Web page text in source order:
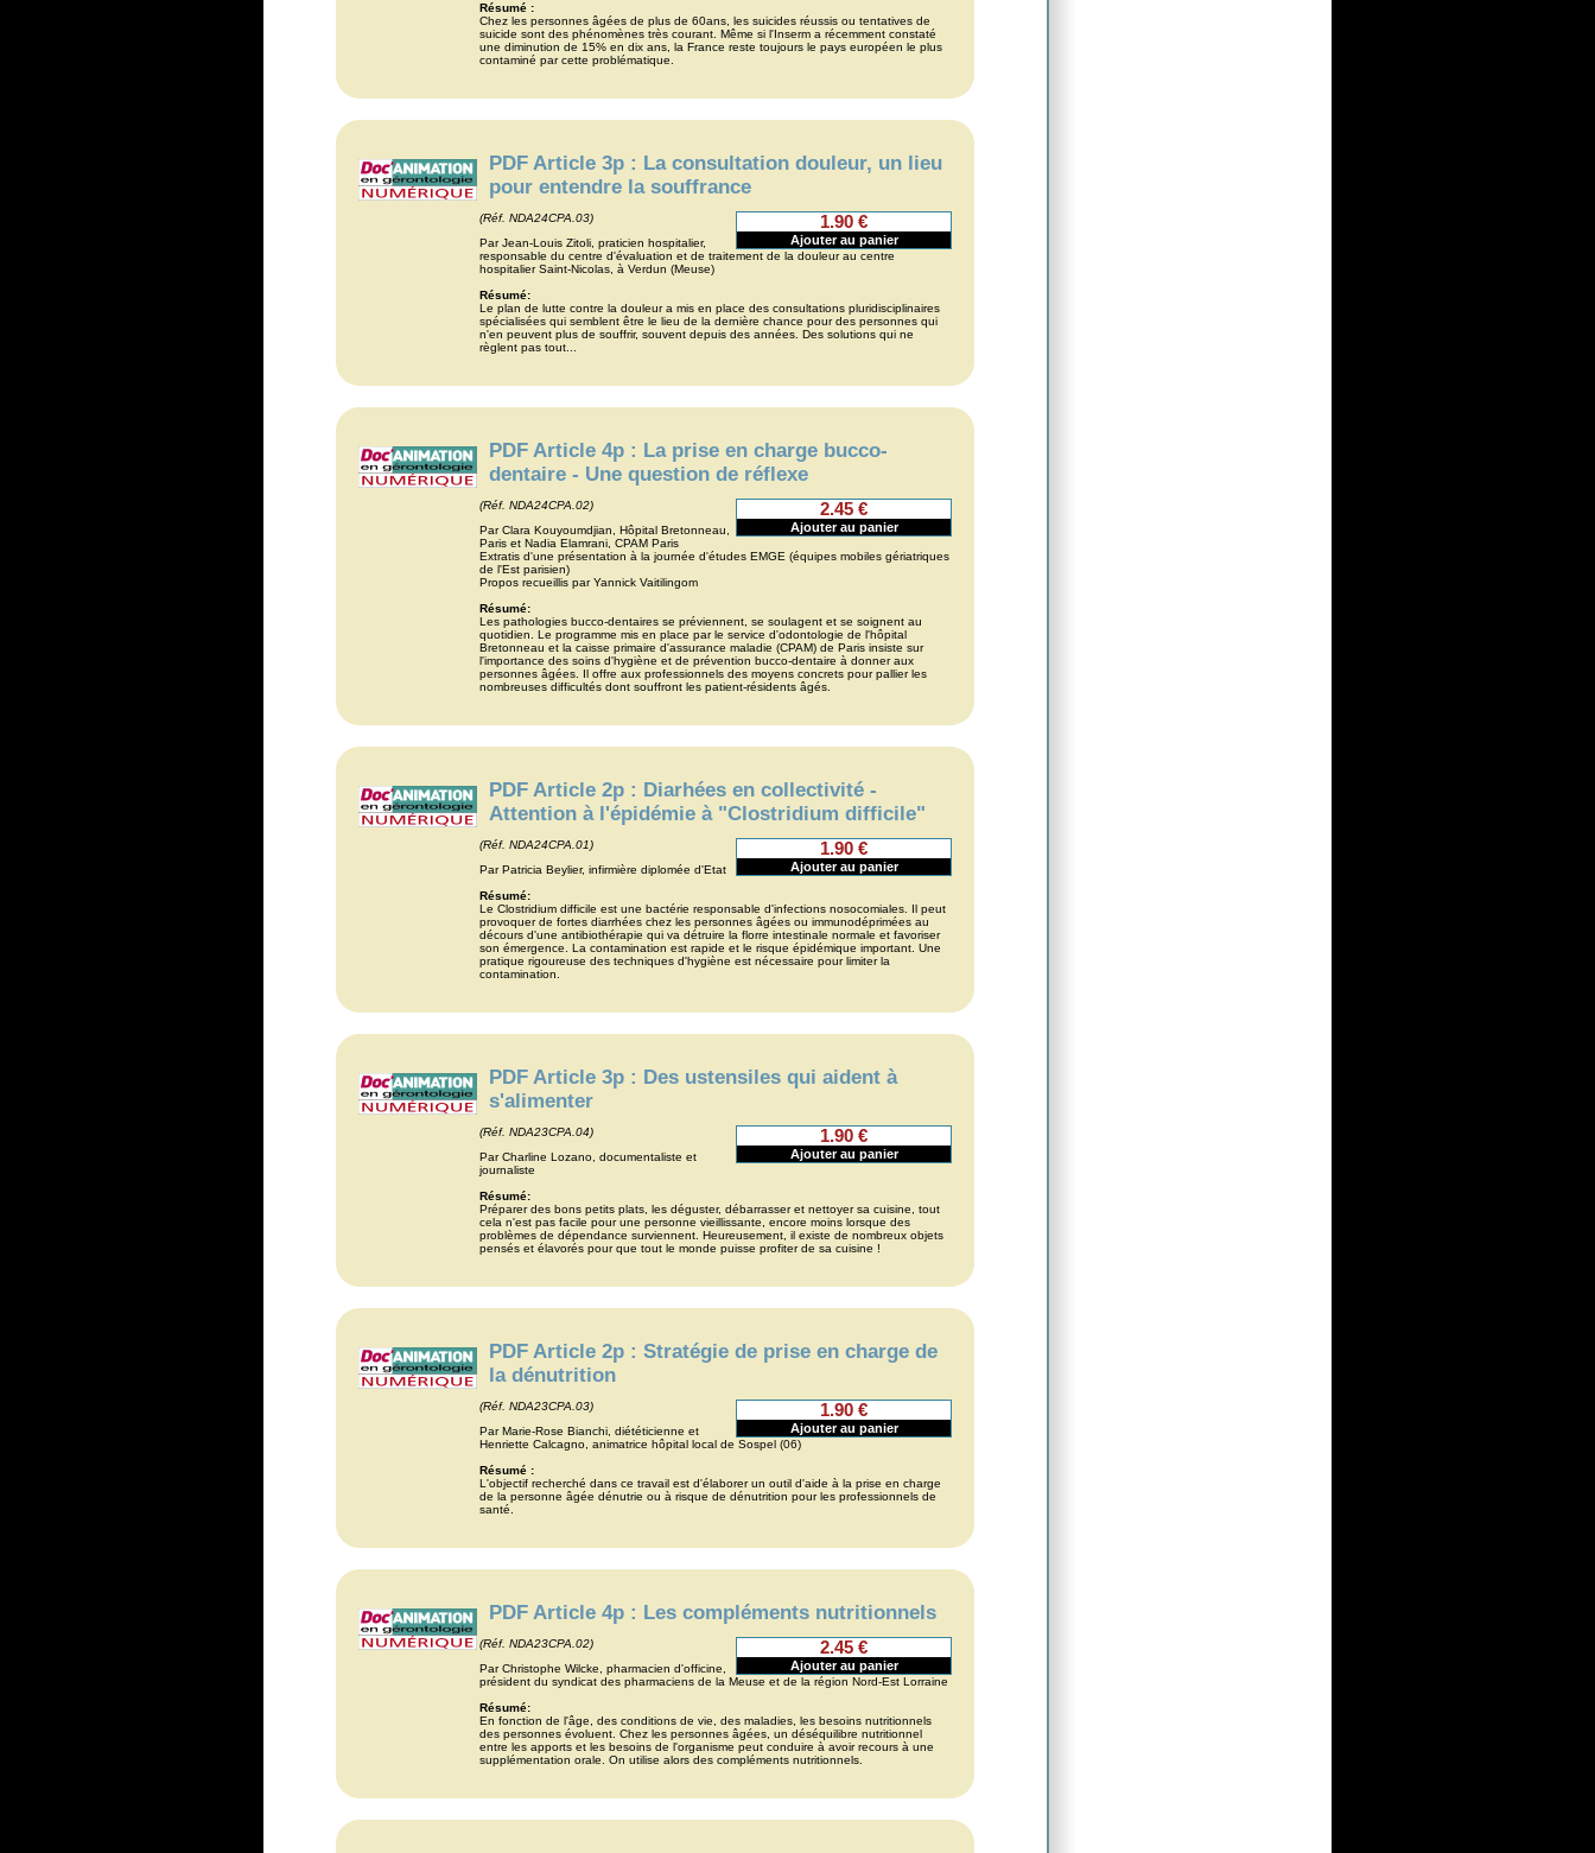
Résumé :
Chez les personnes âgées de plus de 60ans, les suicides réussis ou tentatives de
suicide sont des phénomènes très courant. Même si l'Inserm a récemment constaté
une diminution de 15% en dix ans, la France reste toujours le pays européen le plus
contaminé par cette problématique.
PDF Article 3p : La consultation douleur, un lieu
pour entendre la souffrance
1.90 €
(Réf. NDA24CPA.03)
Par Jean-Louis Zitoli, praticien hospitalier,
responsable du centre d'évaluation et de traitement de la douleur au centre
hospitalier Saint-Nicolas, à Verdun (Meuse)
Résumé:
Le plan de lutte contre la douleur a mis en place des consultations pluridisciplinaires
spécialisées qui semblent être le lieu de la dernière chance pour des personnes qui
n'en peuvent plus de souffrir, souvent depuis des années. Des solutions qui ne
règlent pas tout...
PDF Article 4p : La prise en charge bucco-
dentaire - Une question de réflexe
2.45 €
(Réf. NDA24CPA.02)
Par Clara Kouyoumdjian, Hôpital Bretonneau,
Paris et Nadia Elamrani, CPAM Paris
Extratis d'une présentation à la journée d'études EMGE (équipes mobiles gériatriques
de l'Est parisien)
Propos recueillis par Yannick Vaitilingom
Résumé:
Les pathologies bucco-dentaires se préviennent, se soulagent et se soignent au
quotidien. Le programme mis en place par le service d'odontologie de l'hôpital
Bretonneau et la caisse primaire d'assurance maladie (CPAM) de Paris insiste sur
l'importance des soins d'hygiène et de prévention bucco-dentaire à donner aux
personnes âgées. Il offre aux professionnels des moyens concrets pour pallier les
nombreuses difficultés dont souffront les patient-résidents âgés.
PDF Article 2p : Diarhées en collectivité -
Attention à l'épidémie à "Clostridium difficile"
1.90 €
(Réf. NDA24CPA.01)
Par Patricia Beylier, infirmière diplomée d'Etat
Résumé:
Le Clostridium difficile est une bactérie responsable d'infections nosocomiales. Il peut
provoquer de fortes diarrhées chez les personnes âgées ou immunodéprimées au
décours d'une antibiothérapie qui va détruire la florre intestinale normale et favoriser
son émergence. La contamination est rapide et le risque épidémique important. Une
pratique rigoureuse des techniques d'hygiène est nécessaire pour limiter la
contamination.
PDF Article 3p : Des ustensiles qui aident à
s'alimenter
1.90 €
(Réf. NDA23CPA.04)
Par Charline Lozano, documentaliste et
journaliste
Résumé:
Préparer des bons petits plats, les déguster, débarrasser et nettoyer sa cuisine, tout
cela n'est pas facile pour une personne vieillissante, encore moins lorsque des
problèmes de dépendance surviennent. Heureusement, il existe de nombreux objets
pensés et élavorés pour que tout le monde puisse profiter de sa cuisine !
PDF Article 2p : Stratégie de prise en charge de
la dénutrition
1.90 €
(Réf. NDA23CPA.03)
Par Marie-Rose Bianchi, diététicienne et
Henriette Calcagno, animatrice hôpital local de Sospel (06)
Résumé :
L'objectif recherché dans ce travail est d'élaborer un outil d'aide à la prise en charge
de la personne âgée dénutrie ou à risque de dénutrition pour les professionnels de
santé.
PDF Article 4p : Les compléments nutritionnels
2.45 €
(Réf. NDA23CPA.02)
Par Christophe Wilcke, pharmacien d'officine,
président du syndicat des pharmaciens de la Meuse et de la région Nord-Est Lorraine
Résumé:
En fonction de l'âge, des conditions de vie, des maladies, les besoins nutritionnels
des personnes évoluent. Chez les personnes âgées, un déséquilibre nutritionnel
entre les apports et les besoins de l'organisme peut conduire à avoir recours à une
supplémentation orale. On utilise alors des compléments nutritionnels.